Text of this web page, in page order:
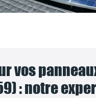
vos
: notre